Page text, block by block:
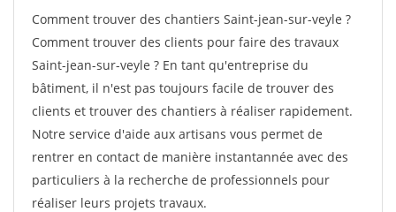
Comment trouver des chantiers Saint-jean-sur-veyle ?
Comment trouver des clients pour faire des travaux
Saint-jean-sur-veyle ? En tant qu'entreprise du
bâtiment, il n'est pas toujours facile de trouver des
clients et trouver des chantiers à réaliser rapidement.
Notre service d'aide aux artisans vous permet de
rentrer en contact de manière instantannée avec des
particuliers à la recherche de professionnels pour
réaliser leurs projets travaux.